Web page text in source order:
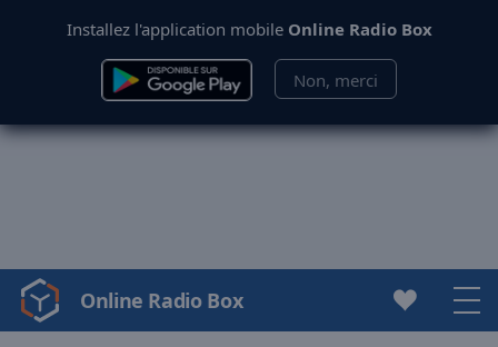
Installez l'application mobile Online Radio Box
Non, merci
Video
Player
Online Radio Box